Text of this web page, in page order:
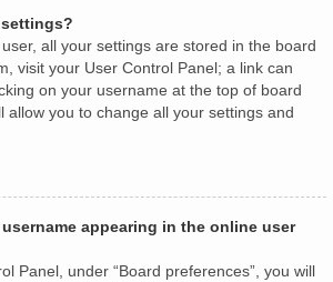
all your settings are stored in the board
visit your User Control Panel; a link can
on your username at the top of board
allow you to change all your settings and
appearing in the online user
Panel, under “Board preferences”, you will